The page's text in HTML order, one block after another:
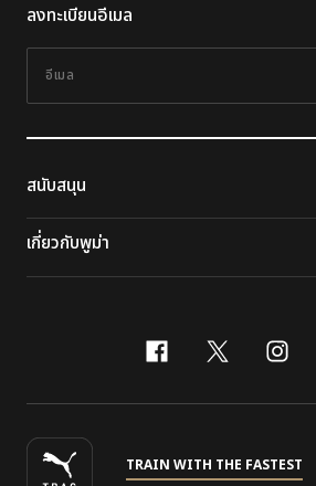
ลงทะเบียนอีเมล
สนับสนุน
เกี่ยวกับพูม่า
facebook
x-
TRAIN WITH THE FASTEST